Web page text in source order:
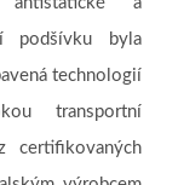
podšívku byla
technologií
transportní
certifikovaných